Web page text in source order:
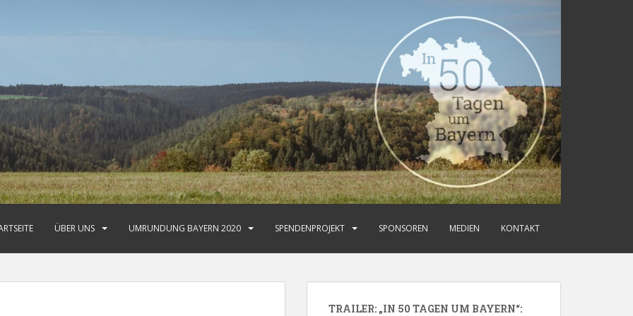
ÜBER UNS UMRUNDUNG BAYERN 2020 SPENDENPROJEKT SPONSOREN MEDIEN KONTAKT
TRAILER: „IN 50 TAGEN UM BAYERN“: